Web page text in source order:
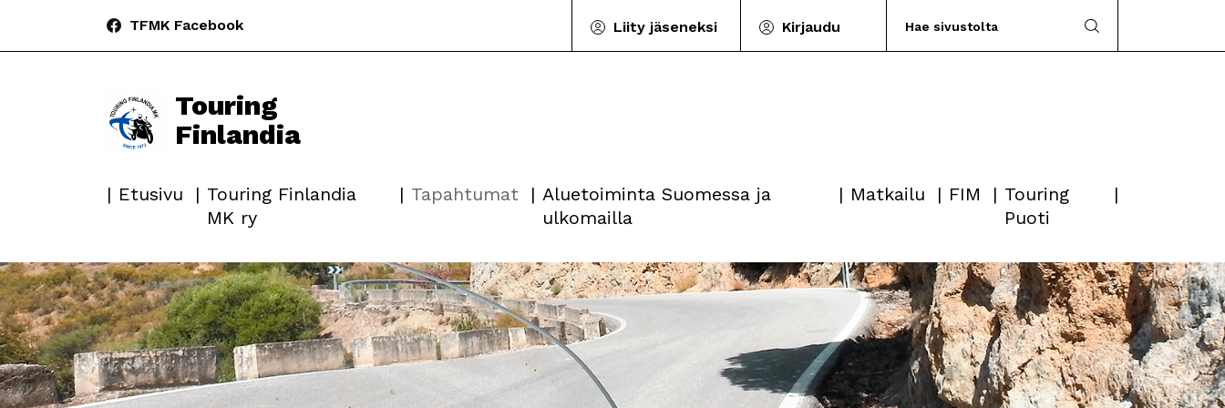
Touring
Finlandia
TFMK Facebook Liity jäseneksi Kirjaudu
Etusivu
Touring Finlandia
MK ry
Tapahtumat
Aluetoiminta Suomessa ja
ulkomailla
Matkailu FIM
Touring
Puoti